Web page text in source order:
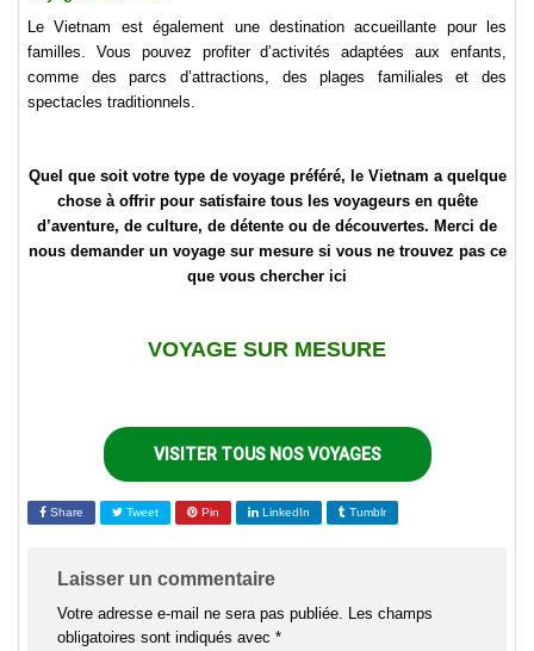
Le Vietnam est également une destination accueillante pour les
familles. Vous pouvez profiter d’activités adaptées aux enfants,
comme des parcs d’attractions, des plages familiales et des
spectacles traditionnels.
Quel que soit votre type de voyage préféré, le Vietnam a quelque
chose à offrir pour satisfaire tous les voyageurs en quête
d’aventure, de culture, de détente ou de découvertes. Merci de
nous demander un voyage sur mesure si vous ne trouvez pas ce
que vous chercher ici
VOYAGE SUR MESURE
VISITER TOUS NOS VOYAGES
Share Tweet Pin LinkedIn Tumblr
Laisser un commentaire
Votre adresse e-mail ne sera pas publiée. Les champs
obligatoires sont indiqués avec *